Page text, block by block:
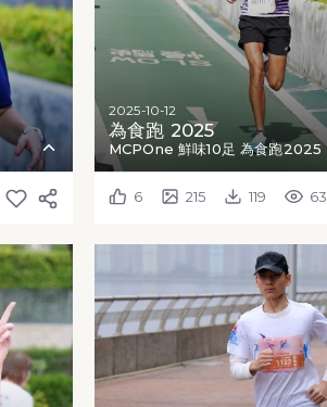
2025-10-12
為食跑 2025
MCPOne 鮮味10足 為食跑2025
6 215 119